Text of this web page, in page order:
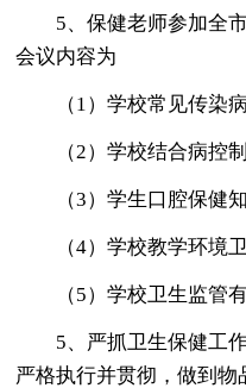
5、保健老师参加全
会议内容为
（1）学校常见传染
（2）学校结合病控
（3）学生口腔保健
（4）学校教学环境
（5）学校卫生监管
5、严抓卫生保健工
严格执行并贯彻，做到物